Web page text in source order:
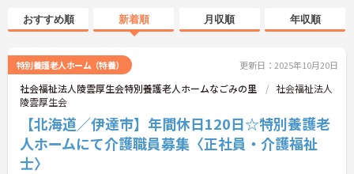
おすすめ順 新着順 月収順 年収順
特別養護老人ホーム（特養） 更新日：2025年10月20日
社会福祉法人陵雲厚生会特別養護老人ホームなごみの里
社会福祉法人
陵雲厚生会
【北海道／伊達市】年間休日120日☆特別養護老
人ホームにて介護職員募集〈正社員・介護福祉
士〉